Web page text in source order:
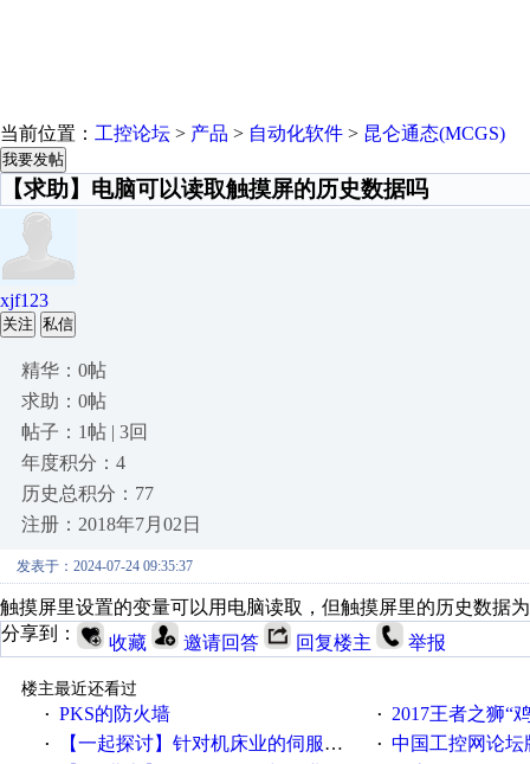
当前位置： 工控论坛 > 产品 > 自动化软件 > 昆仑通态(MCGS)
我要发帖
【求助】电脑可以读取触摸屏的历史数据吗
xjf123
关注 私信
精华：0帖
求助：0帖
帖子：1帖 | 3回
年度积分：4
历史总积分：77
注册：2018年7月02日
发表于：2024-07-24 09:35:37
触摸屏里设置的变量可以用电脑读取，但触摸屏里的历史数据
分享到：
收藏 邀请回答 回复楼主 举报
楼主最近还看过
· PKS的防火墙 · 2017王者之狮“鸡”情签到
· 【一起探讨】针对机床业的伺服系统发展，您的期望是什么？ · 中国工控网论坛版